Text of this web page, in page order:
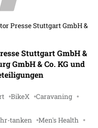
Presse Stuttgart GmbH &
Stuttgart GmbH &
GmbH & Co. KG und
BikeX Caravaning
tanken Men's Health